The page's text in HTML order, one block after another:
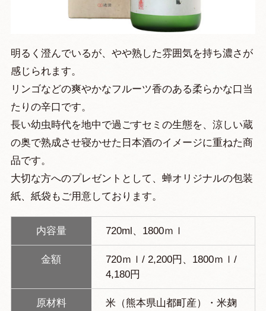
明るく澄んでいるが、やや熟した雰囲気を持ち濃さが
感じられます。
リンゴなどの爽やかなフルーツ香のある柔らかな口当
たりの辛口です。
長い幼虫時代を地中で過ごすセミの生態を、涼しい蔵
の奥で熟成させ寝かせた日本酒のイメージに重ねた商
品です。
大切な方へのプレゼントとして、蝉オリジナルの包装
紙、紙袋もご用意しております。
内容量 720ml、1800ｍｌ
金額
720ｍｌ/ 2,200円、1800ｍｌ/
4,180円
原材料
米（熊本県山都町産）・米麹